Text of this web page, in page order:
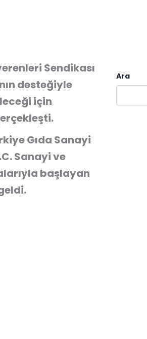
Sendikası
desteğiyle
için
Gıda Sanayi
Sanayi ve
başlayan
Ara